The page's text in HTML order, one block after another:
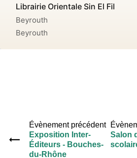
Librairie Orientale Sin El Fil
Beyrouth
Beyrouth
Évènement précédent
Exposition Inter-
Éditeurs - Bouches-
du-Rhône
Salon